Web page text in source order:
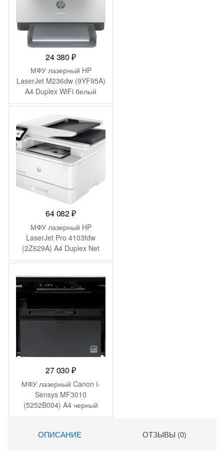
24 380₽
МФУ лазерный HP
LaserJet M236dw (9YF95A)
A4 Duplex WiFi белый
64 082₽
МФУ лазерный HP
LaserJet Pro 4103fdw
(2Z629A) A4 Duplex Net
WiFi белый
27 030₽
МФУ лазерный Canon i-
Sensys MF3010
(5252B004) A4 черный
ОПИСАНИЕ ОТЗЫВЫ (0)